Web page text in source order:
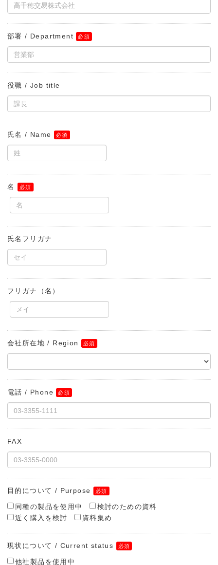
部署 / Department
役職 / Job title
氏名 / Name
名
氏名フリガナ
フリガナ（名）
会社所在地 / Region
電話 / Phone
FAX
目的について / Purpose
同種の製品を使用中
検討のための資料
近く購入を検討
資料集め
現状について / Current status
他社製品を使用中